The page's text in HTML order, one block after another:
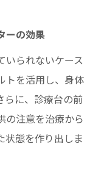
ーの効果
いられないケース
トを活用し、身体
らに、診療台の前
の注意を治療から
状態を作り出しま